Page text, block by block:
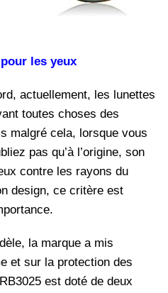
les yeux
actuellement, les lunettes
toutes choses des
malgré cela, lorsque vous
pas qu’à l’origine, son
contre les rayons du
design, ce critère est
la marque a mis
et sur la protection des
est doté de deux